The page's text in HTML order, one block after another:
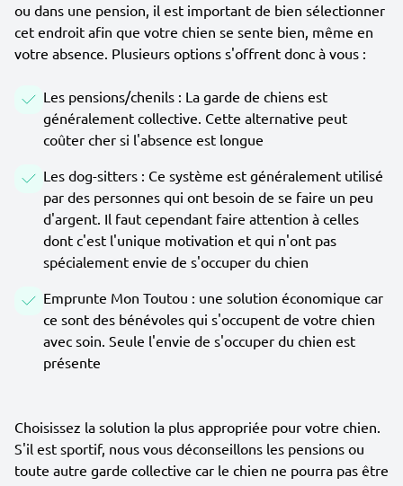
ou dans une pension, il est important de bien sélectionner
cet endroit afin que votre chien se sente bien, même en
votre absence. Plusieurs options s'offrent donc à vous :
Les pensions/chenils : La garde de chiens est
généralement collective. Cette alternative peut
coûter cher si l'absence est longue
Les dog-sitters : Ce système est généralement utilisé
par des personnes qui ont besoin de se faire un peu
d'argent. Il faut cependant faire attention à celles
dont c'est l'unique motivation et qui n'ont pas
spécialement envie de s'occuper du chien
Emprunte Mon Toutou : une solution économique car
ce sont des bénévoles qui s'occupent de votre chien
avec soin. Seule l'envie de s'occuper du chien est
présente
Choisissez la solution la plus appropriée pour votre chien.
S'il est sportif, nous vous déconseillons les pensions ou
toute autre garde collective car le chien ne pourra pas être